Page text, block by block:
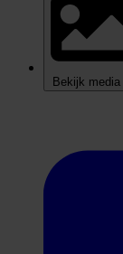
Bekijk media